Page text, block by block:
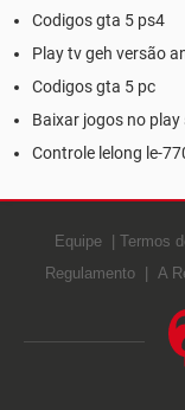
Codigos gta 5 ps4
Play tv geh versão
Codigos gta 5 pc
Baixar jogos no play
Controle lelong le-
Equipe Termos
Regulamento
A